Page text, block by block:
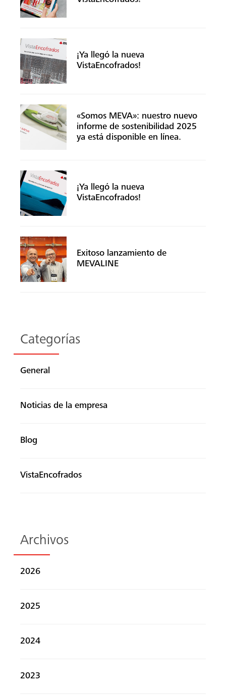
¡Ya llegó la nueva
VistaEncofrados!
«Somos MEVA»: nuestro nuevo
informe de sostenibilidad 2025
ya está disponible en línea.
¡Ya llegó la nueva
VistaEncofrados!
Exitoso lanzamiento de
MEVALINE
Categorías
General
Noticias de la empresa
Blog
VistaEncofrados
Archivos
2026
2025
2024
2023
Buscar